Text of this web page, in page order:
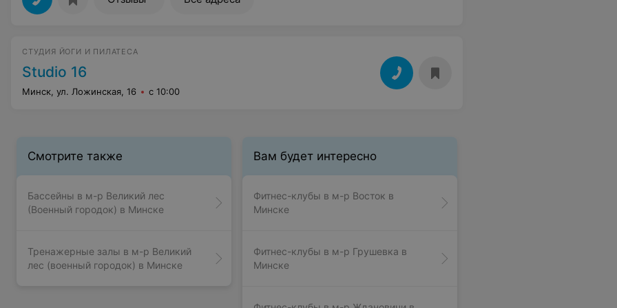
СТУДИЯ ЙОГИ И ПИЛАТЕСА
Studio 16
Минск, ул. Ложинская, 16 с 10:00
Смотрите также
Бассейны в м-р Великий лес
(Военный городок) в Минске
Тренажерные залы в м-р Великий
лес (военный городок) в Минске
Вам будет интересно
Фитнес-клубы в м-р Восток в
Минске
Фитнес-клубы в м-р Грушевка в
Минске